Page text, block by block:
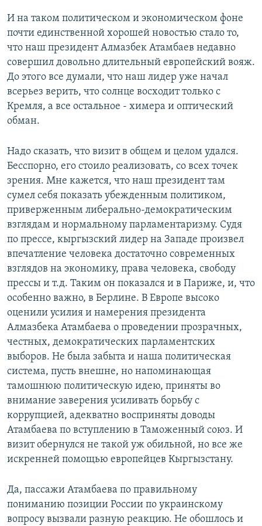
И на таком политическом и экономическом фоне
почти единственной хорошей новостью стало то,
что наш президент Алмазбек Атамбаев недавно
совершил довольно длительный европейский вояж.
До этого все думали, что наш лидер уже начал
всерьез верить, что солнце восходит только с
Кремля, а все остальное - химера и оптический
обман.
Надо сказать, что визит в общем и целом удался.
Бесспорно, его стоило реализовать, со всех точек
зрения. Мне кажется, что наш президент там
сумел себя показать убежденным политиком,
приверженным либерально-демократическим
взглядам и нормальному парламентаризму. Судя
по прессе, кыргызский лидер на Западе произвел
впечатление человека достаточно современных
взглядов на экономику, права человека, свободу
прессы и т.д. Таким он показался и в Париже, и, что
особенно важно, в Берлине. В Европе высоко
оценили усилия и намерения президента
Алмазбека Атамбаева о проведении прозрачных,
честных, демократических парламентских
выборов. Не была забыта и наша политическая
система, пусть внешне, но напоминающая
тамошнюю политическую идею, приняты во
внимание заверения усиливать борьбу с
коррупцией, адекватно восприняты доводы
Атамбаева по вступлению в Таможенный союз. И
визит обернулся не такой уж обильной, но все же
искренней помощью европейцев Кыргызстану.
Да, пассажи Атамбаева по правильному
пониманию позиции России по украинскому
вопросу вызвали разную реакцию. Не обошлось и